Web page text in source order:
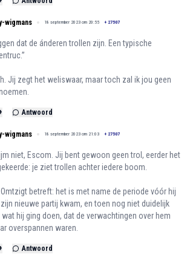
wigmans 18 september 2023 om 20:55 + 27507
dat de ánderen trollen zijn. Een typische
Jij zegt het weliswaar, maar toch zal ik jou geen
Antwoord
wigmans 18 september 2023 om 21:03 + 27507
niet, Escom. Jij bent gewoon geen trol, eerder het
je ziet trollen achter iedere boom.
betreft: het is met name de periode vóór hij
nieuwe partij kwam, en toen nog niet duidelijk
wat hij ging doen, dat de verwachtingen over hem
overspannen waren.
Antwoord